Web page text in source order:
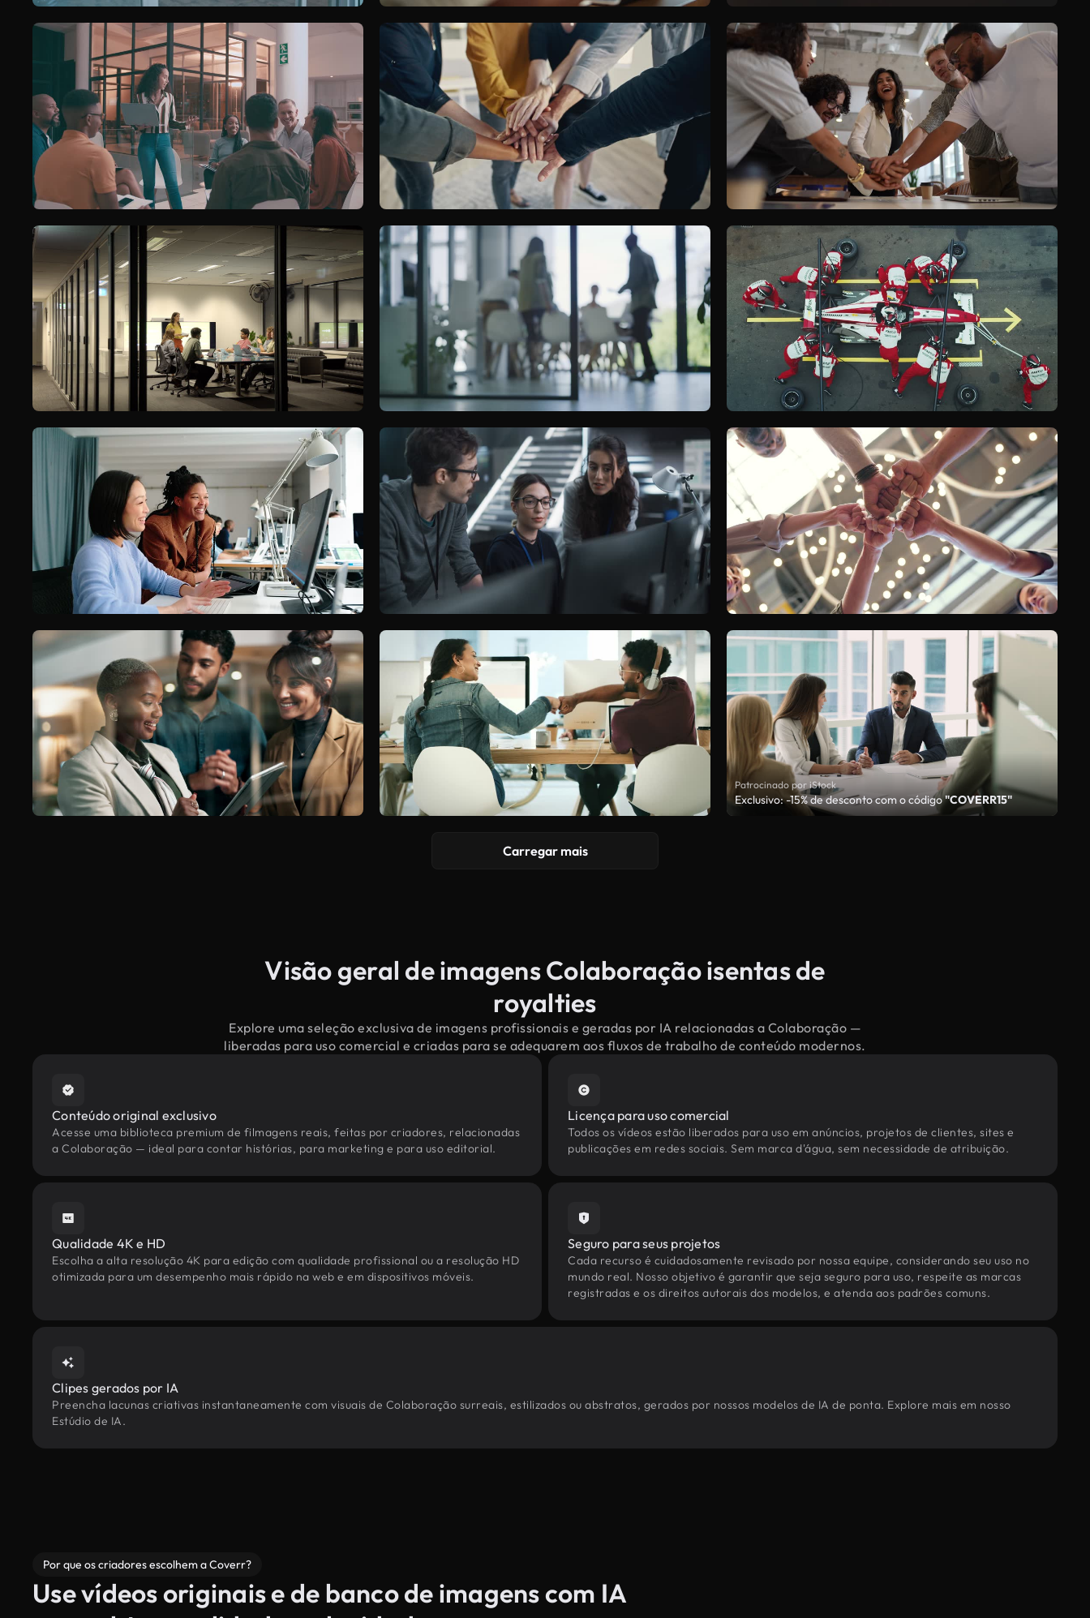
Patrocinado por iStock
Exclusivo: -15% de desconto com o código"COVERR15"
Carregar mais
Visão geral de imagens Colaboração isentas de
royalties
Explore uma seleção exclusiva de imagens profissionais e geradas por IA relacionadas a Colaboração —
liberadas para uso comercial e criadas para se adequarem aos fluxos de trabalho de conteúdo modernos.
Conteúdo original exclusivo
Acesse uma biblioteca premium de filmagens reais, feitas por criadores, relacionadas
a Colaboração — ideal para contar histórias, para marketing e para uso editorial.
Licença para uso comercial
Todos os vídeos estão liberados para uso em anúncios, projetos de clientes, sites e
publicações em redes sociais. Sem marca d'água, sem necessidade de atribuição.
Qualidade 4K e HD
Escolha a alta resolução 4K para edição com qualidade profissional ou a resolução HD
otimizada para um desempenho mais rápido na web e em dispositivos móveis.
Seguro para seus projetos
Cada recurso é cuidadosamente revisado por nossa equipe, considerando seu uso no
mundo real. Nosso objetivo é garantir que seja seguro para uso, respeite as marcas
registradas e os direitos autorais dos modelos, e atenda aos padrões comuns.
Clipes gerados por IA
Preencha lacunas criativas instantaneamente com visuais de Colaboração surreais, estilizados ou abstratos, gerados por nossos modelos de IA de ponta. Explore mais em nosso
Estúdio de IA.
Por que os criadores escolhem a Coverr?
Use vídeos originais e de banco de imagens com IA